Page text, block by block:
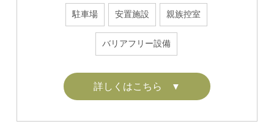
駐⾞場 安置施設 親族控室
バリアフリー設備
詳しくはこちら